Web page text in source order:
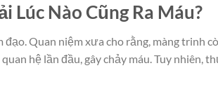
Lúc Nào Cũng Ra Máu?
Quan niệm xưa cho rằng, màng trinh
hệ lần đầu, gây chảy máu. Tuy nhiên,